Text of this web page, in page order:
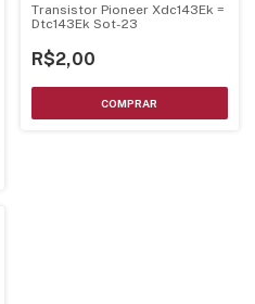
Transistor Pioneer Xdc143Ek =
Dtc143Ek Sot-23
R$2,00